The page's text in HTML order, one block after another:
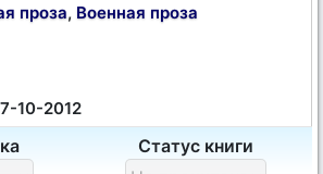
проза, Военная проза
10-2012
Статус книги